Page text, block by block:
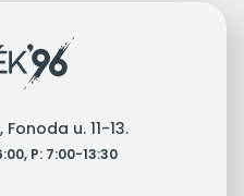
u. 11-13.
P: 7:00-13:30